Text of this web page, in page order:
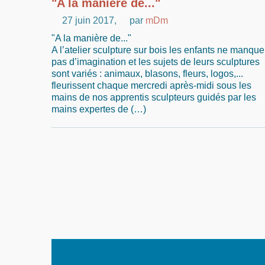
"A la manière de..."
27 juin 2017, par mDm
"A la manière de..."
A l’atelier sculpture sur bois les enfants ne
pas d’imagination et les sujets de leurs sculptures
sont variés : animaux, blasons, fleurs, logos,...
fleurissent chaque mercredi après-midi sous les
mains de nos apprentis sculpteurs guidés par les
mains expertes de (…)